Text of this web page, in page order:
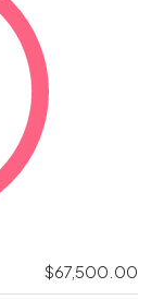
$67,500.00